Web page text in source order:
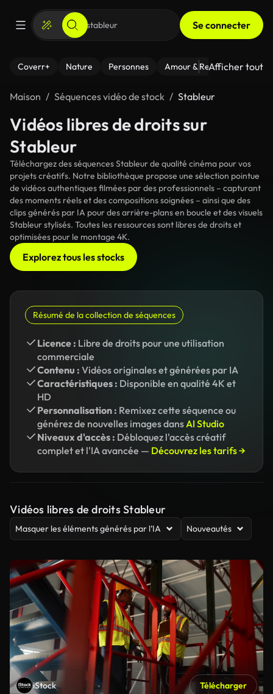
Se connecter
Coverr+ Nature Personnes Amour & Relations Le
Afficher tout
Maison Séquences vidéo de stock Stableur
Vidéos libres de droits sur
Stableur
Téléchargez des séquences Stableur de qualité cinéma pour vos
projets créatifs. Notre bibliothèque propose une sélection pointue
de vidéos authentiques filmées par des professionnels – capturant
des moments réels et des compositions soignées – ainsi que des
clips générés par IA pour des arrière-plans en boucle et des visuels
Stableur stylisés. Toutes les ressources sont libres de droits et
optimisées pour le montage 4K.
Explorez tous les stocks
Résumé de la collection de séquences
Licence : Libre de droits pour une utilisation
commerciale
Contenu : Vidéos originales et générées par IA
Caractéristiques : Disponible en qualité 4K et
HD
Personnalisation : Remixez cette séquence ou
générez de nouvelles images dansAI Studio
Niveaux d'accès : Débloquez l'accès créatif
complet et l'IA avancée — Découvrez les tarifs →
Vidéos libres de droits Stableur
Masquer les éléments générés par l’IA Nouveautés
iStock Télécharger